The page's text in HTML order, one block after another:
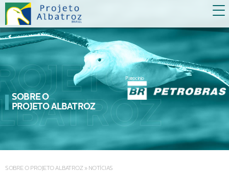
Patrocínio
SOBRE O
PROJETO ALBATROZ
SOBRE O PROJETO ALBATROZ » NOTÍCIAS